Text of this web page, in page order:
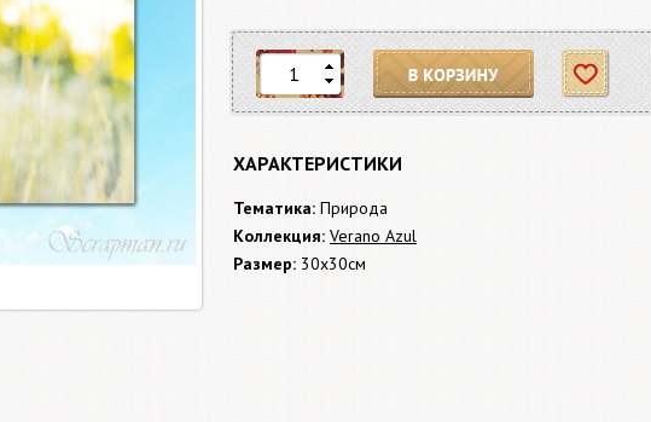
В корзину Отложить
ХАРАКТЕРИСТИКИ
Тематика: Природа
Коллекция: Verano Azul
Размер: 30x30см